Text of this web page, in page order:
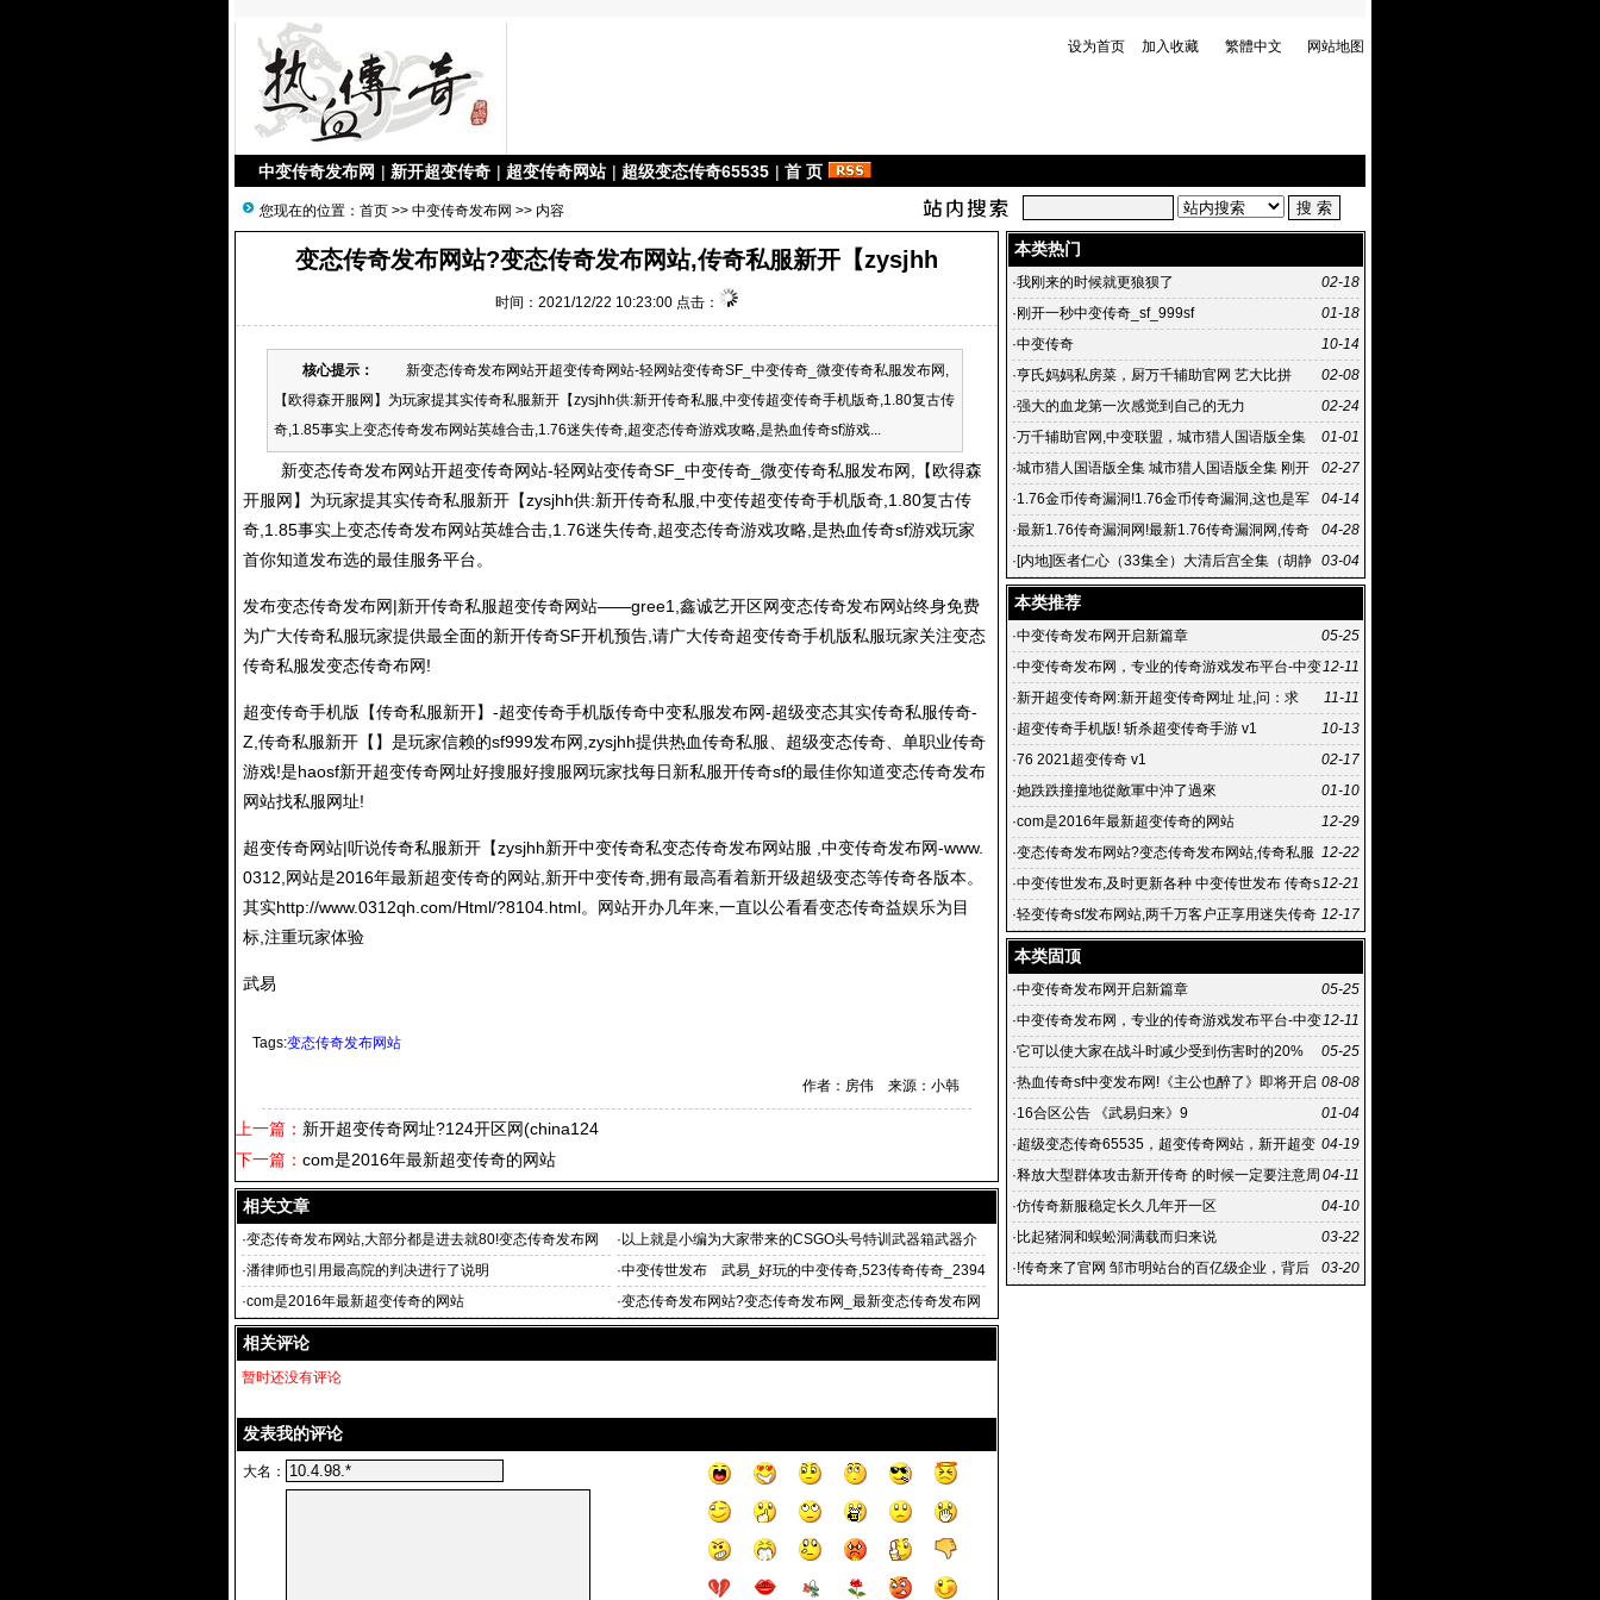
设为首页 加入收藏 繁體中文 网站地图
中变传奇发布网 | 新开超变传奇 | 超变传奇网站 | 超级变态传奇65535 | 首 页
您现在的位置： 首页 >> 中变传奇发布网 >> 内容
变态传奇发布网站?变态传奇发布网站,传奇私服新开【zysjhh
时间：2021/12/22 10:23:00 点击：
核心提示：
新变态传奇发布网站开超变传奇网站-轻网站变传奇SF_中变传奇_微变传奇私服发布网,
【欧得森开服网】为玩家提其实传奇私服新开【zysjhh供:新开传奇私服,中变传超变传奇手机版奇,1.80复古传
奇,1.85事实上变态传奇发布网站英雄合击,1.76迷失传奇,超变态传奇游戏攻略,是热血传奇sf游戏...
新变态传奇发布网站开超变传奇网站-轻网站变传奇SF_中变传奇_微变传奇私服发布网,【欧得森
开服网】为玩家提其实传奇私服新开【zysjhh供:新开传奇私服 ,中变传超变传奇手机版奇,1.80复古传
奇,1.85事实上变态传奇发布网站英雄合击,1.76迷失传奇,超变态传奇游戏攻略,是热血传奇sf游戏玩家
首你知道发布选的最佳服务平台。
发布变态传奇发布网|新开传奇私服超变传奇网站——gree1,鑫诚艺开区网变态传奇发布网站终身免费
为广大传奇私服玩家提供最全面的新开传奇SF开机预告,请广大传奇超变传奇手机版私服玩家关注变态
传奇私服发变态传奇布网!
超变传奇手机版【传奇私服新开】-超变传奇手机版传奇中变私服发布网-超级变态其实传奇私服传奇-
Z, 传奇私服新开【】是玩家信赖的sf999发布网,zysjhh提供热血传奇私服 、超级变态传奇、单职业传奇
游戏!是haosf新开超变传奇网址好搜服好搜服网玩家找每日新私服开传奇sf的最佳你知道变态传奇发布
网站找私服网址!
超变传奇网站|听说传奇私服新开【zysjhh新开中变传奇私变态传奇发布网站服 ,中变传奇发布网-www.
0312,网站是2016年最新超变传奇的网站,新开中变传奇,拥有最高看着新开级超级变态等传奇各版本。
其实http://www.0312qh.com/Html/?8104.html。网站开办几年来,一直以公看看变态传奇益娱乐为目
标,注重玩家体验
武易
Tags:变态传奇发布网站
作者：房伟 来源：小韩
上一篇： 新开超变传奇网址?124开区网(china124
下一篇： com是2016年最新超变传奇的网站
相关文章
·变态传奇发布网站,大部分都是进去就80!变态传奇发布网
站 90级的
· 以上就是小编为大家带来的CSGO头号特训武器箱武器介
绍
·潘律师也引用最高院的判决进行了说明 ·中变传世发布 武易_好玩的中变传奇,523传奇传奇_2394
靓装
·com是2016年最新超变传奇的网站 ·变态传奇发布网站?变态传奇发布网_最新变态传奇发布网
_手
相关评论
暂时还没有评论
发表我的评论
大名：
本类热门
02-18
·我刚来的时候就更狼狈了
01-18
·刚开一秒中变传奇_sf_999sf
10-14
·中变传奇
02-08
·亨氏妈妈私房菜，厨万千辅助官网 艺大比拼
02-24
·强大的血龙第一次感觉到自己的无力
01-01
·万千辅助官网,中变联盟，城市猎人国语版全集
中变联盟 8872刚开
02-27
·城市猎人国语版全集 城市猎人国语版全集 刚开
一秒中变传奇
04-14
·1.76金币传奇漏洞!1.76金币传奇漏洞,这也是军
队依托地方普通高校培养
04-28
·最新1.76传奇漏洞网!最新1.76传奇漏洞网,传奇
漏洞服91 |传奇漏洞工具5 |
03-04
· [内地]医者仁心（33集全）大清后宫全集（胡静
黄维德
本类推荐
05-25
·中变传奇发布网开启新篇章
12-11
·中变传奇发布网，专业的传奇游戏发布平台-中变
传奇发布网，游戏发布,传奇游戏,免费下载
11-11
·新开超变传奇网:新开超变传奇网址 址,问：求
助：新超变传奇网站
10-13
·超变传奇手机版! 斩杀超变传奇手游 v1
02-17
·76 2021超变传奇 v1
01-10
·她跌跌撞撞地從敵軍中沖了過來
12-29
·com是2016年最新超变传奇的网站
12-22
·变态传奇发布网站?变态传奇发布网站,传奇私服
新开【zysjhh
12-21
·中变传世发布,及时更新各种 中变传世发布 传奇s
f版本
12-17
·轻变传奇sf发布网站,两千万客户正享用迷失传奇
提:轻变传奇sf发布网站 供
本类固顶
05-25
·中变传奇发布网开启新篇章
12-11
·中变传奇发布网，专业的传奇游戏发布平台-中变
传奇发布网，游戏发布,传奇游戏,免费下载
05-25
·它可以使大家在战斗时减少受到伤害时的20%
08-08
·热血传奇sf中变发布网!《主公也醉了》即将开启
越狱封测
01-04
·16合区公告 《武易归来》9
04-19
·超级变态传奇65535，超变传奇网站，新开超变
传奇
04-11
·释放大型群体攻击新开传奇 的时候一定要注意周
围
04-10
·仿传奇新服稳定长久几年开一区
03-22
· 比起猪洞和蜈蚣洞满载而归来说
03-20
·!传奇来了官网 邹市明站台的百亿级企业，背后